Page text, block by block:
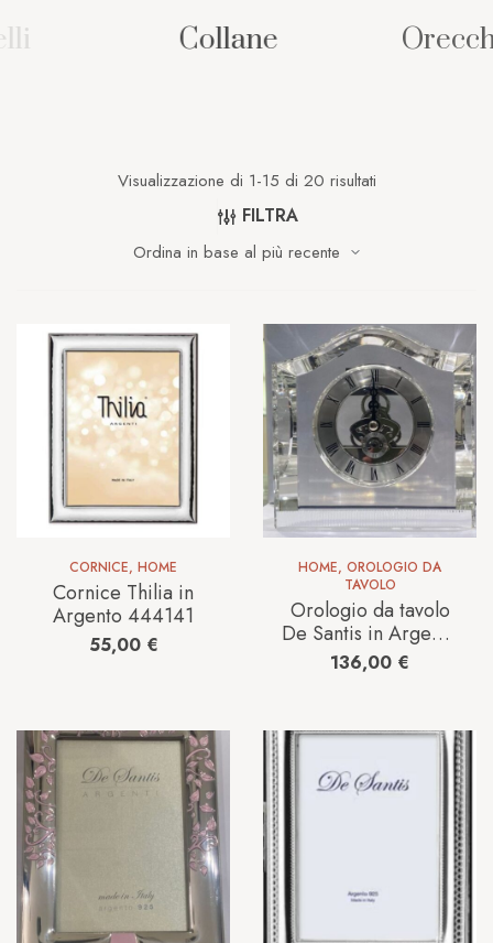
Orecchini
Visualizzazione di 1-15 di 20 risultati
FILTRA
CORNICE, HOME
Cornice Thilia in
Argento 444141
55,00 €
HOME, OROLOGIO DA
TAVOLO
Orologio da tavolo
De Santis in Argento
6607_DA TAVOLO
136,00 €